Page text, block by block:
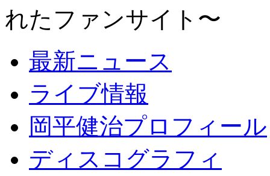
れたファンサイト〜
最新ニュース
ライブ情報
岡平健治プロフィール
ディスコグラフィ